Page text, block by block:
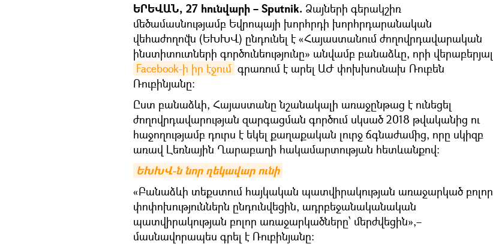
ԵՐԵՎԱՆ, 27 հունվարի – Sputnik. Ձայների գերակշիռ
մեծամասնությամբ Եվրոպայի խորհրդի խորհրդարանական
վեհաժողովն (ԵԽԽՎ) ընդունել է «Հայաստանում ժողովրդավարական
ինստիտուտների գործունեությունը» անվամբ բանաձևը, որի վերաբերյալ
Facebook-ի իր էջում գրառում է արել ԱԺ փոխխոսնախ Ռուբեն
Ռուբինյանը։
Ըստ բանաձևի, Հայաստանը նշանակալի առաջընթաց է ունեցել
ժողովրդավարության զարգացման գործում սկսած 2018 թվականից ու
հաջողությամբ դուրս է եկել քաղաքական լուրջ ճգնաժամից, որը սկիզբ
առավ Լեռնային Ղարաբաղի հակամարտության հետևանքով։
ԵԽԽՎ-ն նոր ղեկավար ունի
«Բանաձևի տեքստում հայկական պատվիրակության առաջարկած բոլոր
փոփոխություններն ընդունվեցին, ադրբեջանականական
պատվիրակության բոլոր առաջարկածները՝ մերժվեցին»,–
մասնավորապես գրել է Ռուբինյանը: